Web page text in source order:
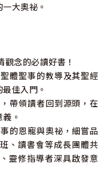
大奧祕。
念的必讀好書！
聖事的教導及其聖經
佳入門。
領讀者回到源頭，在
。
恩寵與奧祕，細嘗品
、讀書會等成長團體共
靈修指導者深具啟發意